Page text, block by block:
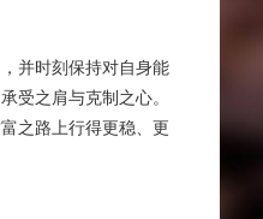
并时刻保持对自身能
受之肩与克制之心。
之路上行得更稳、更